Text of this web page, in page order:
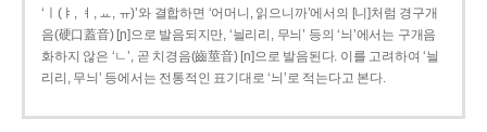
‘ㅣ(ㅑ, ㅕ, ㅛ, ㅠ)’와 결합하면 ‘어머니, 읽으니까’에서의 [니]처럼 경구개
음(硬口蓋音) [ɲ]으로 발음되지만, ‘늴리리, 무늬’ 등의 ‘늬’에서는 구개음
화하지 않은 ‘ㄴ’, 곧 치경음(齒莖音) [n]으로 발음된다. 이를 고려하여 ‘늴
리리, 무늬’ 등에서는 전통적인 표기대로 ‘늬’로 적는다고 본다.